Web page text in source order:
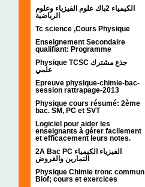
الكيمياء 2باك علوم الفيزياء وعلوم
الرياضية
Tc science ,Cours Physique
Enseignement Secondaire
qualifiant: Programme
Physique TCSC جذع مشترك
علمي
Epreuve physique-chimie-bac-
session rattrapage-2013
Physique cours résumé: 2ème
bac. SM, PC et SVT
Logiciel pour aider les
enseignants à gérer facilement
et efficacement leurs notes.
2A Bac PC الفيزياء الكيمياء
التمارين والفروض
Physique Chimie tronc commun
Biof; cours et exercices